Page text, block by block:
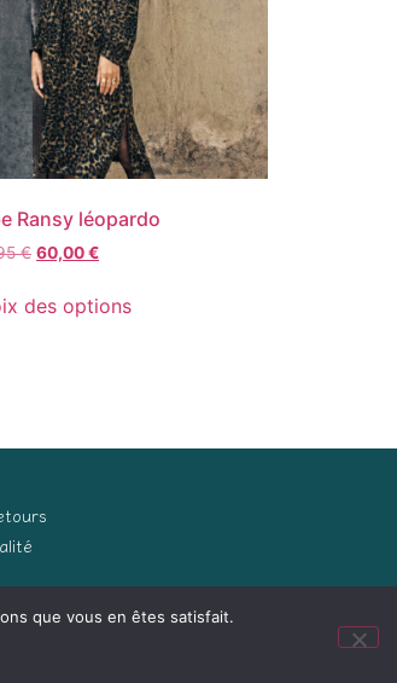
Ransy léopardo
€ 60,00€
des options
que vous en êtes satisfait.